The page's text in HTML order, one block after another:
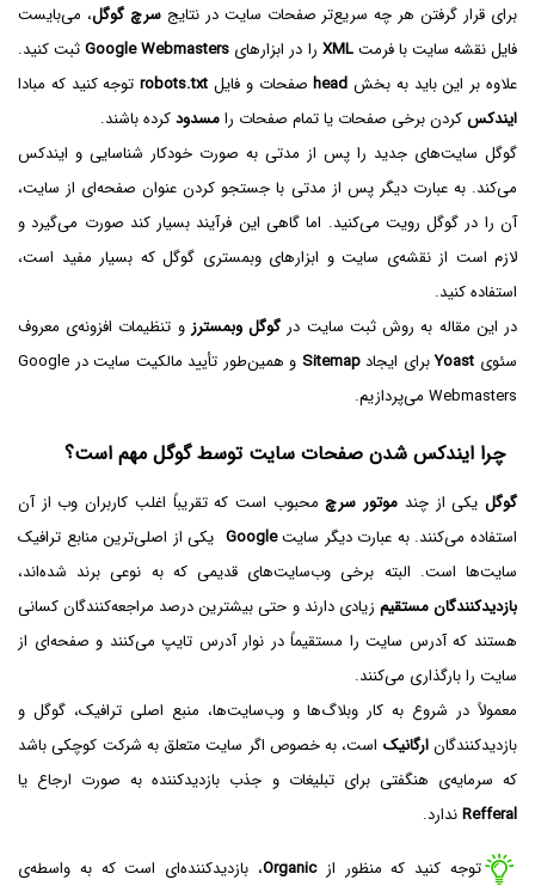
برای قرار گرفتن هر چه سریع‌تر صفحات سایت در نتایجسرچ گوگل، می‌بایست
فایل نقشه‌ سایت با فرمتXML را در ابزارهای Google Webmastersثبت کنید.
علاوه بر این باید به بخش headصفحات و فایل robots.txtتوجه کنید که مبادا
ایندکسکردن برخی صفحات یا تمام صفحات رامسدودکرده باشند.
گوگل سایت‌های جدید را پس از مدتی به صورت خودکار شناسایی و ایندکس
می‌کند. به عبارت دیگر پس از مدتی با جستجو کردن عنوان صفحه‌ای از سایت،
آن را در گوگل رویت می‌کنید. اما گاهی این فرآیند بسیار کند صورت می‌گیرد و
لازم است از نقشه‌ی سایت و ابزارهای وبمستری گوگل که بسیار مفید است،
استفاده کنید.
در این مقاله به روش ثبت سایت درگوگل وبمسترز و تنظیمات افزونه‌ی معروف
سئوی Yoastبرای ایجادSitemap
و همین‌طور تأیید مالکیت سایت در Google
Webmasters می‌پردازیم.
چرا ایندکس شدن صفحات سایت توسط گوگل مهم است؟
گوگلیکی از چند موتور سرچمحبوب است که تقریباً اغلب کاربران وب از آن
استفاده می‌کنند. به عبارت دیگر سایتGoogle یکی از اصلی‌ترین منابع ترافیک
سایت‌ها است. البته برخی وب‌سایت‌های قدیمی که به نوعی برند شده‌اند،
بازدیدکنندگان مستقیم زیادی دارند و حتی بیشترین درصد مراجعه‌کنندگان کسانی
هستند که آدرس سایت را مستقیماً در نوار آدرس تایپ می‌کنند و صفحه‌ای از
سایت را بارگذاری می‌کنند.
معمولاً در شروع به کار وبلاگ‌ها و وب‌سایت‌ها، منبع اصلی ترافیک، گوگل و
بازدیدکنندگانارگانیک است، به خصوص اگر سایت متعلق به شرکت کوچکی باشد
که سرمایه‌ی هنگفتی برای تبلیغات و جذب بازدیدکننده به صورت ارجاع یا
Refferalندارد.
توجه کنید که منظور ازOrganic، بازدیدکننده‌ای است که به واسطه‌ی